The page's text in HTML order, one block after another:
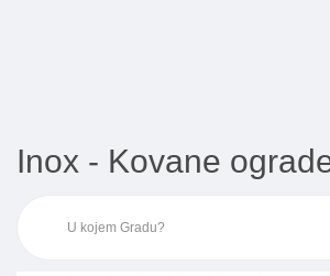
Inox - Kovane